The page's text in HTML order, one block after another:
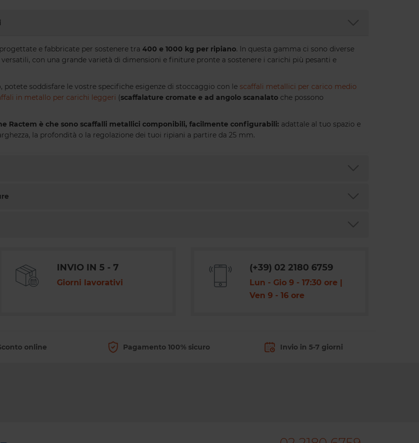
e fabbricate per sostenere tra 400 e 1000 kg per ripiano. In questa gamma ci sono diverse
con una grande varietà di dimensioni e finiture pronte a sostenere i carichi più pesanti e
soddisfare le vostre specifiche esigenze di stoccaggio con le scaffali metallici per carico medio
in metallo per carichi leggeri (scaffalature cromate e ad angolo scanalato che possono
Ractem è che sono scaffalli metallici componibili, facilmente configurabili: adattale al tuo spazio e
la profondità o la regolazione dei tuoi ripiani a partire da 25 mm.
INVIO IN 5 - 7
Giorni lavorativi
(+39) 02 2180 6759
Lun - Gio 9 - 17:30 ore |
Ven 9 - 16 ore
online Pagamento 100% sicuro Invio in 5-7 giorni